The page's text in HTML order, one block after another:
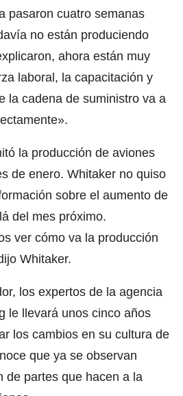
pasaron cuatro semanas
no están produciendo
ahora están muy
laboral, la capacitación y
la cadena de suministro va a
la producción de aviones
de enero. Whitaker no quiso
sobre el aumento de
del mes próximo.
ver cómo va la producción
Whitaker.
los expertos de la agencia
le llevará unos cinco años
los cambios en su cultura de
que ya se observan
de partes que hacen a la